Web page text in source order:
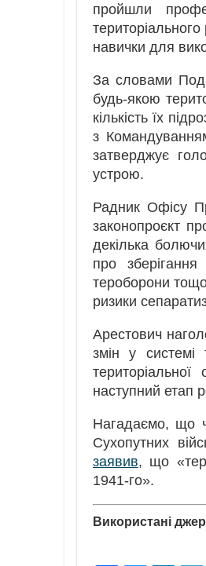
пройшли
навички для
За словами
будь-якою
кількість їх
з
затверджує
устрою.
Радник Офісу
законопроєкт
декілька
про
тероборони
ризики
Арестович
змін у
наступний етап
Нагадаємо, що
Сухопутних
заявив, що
1941-го».
Використані